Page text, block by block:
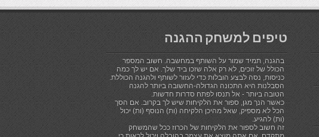
טיפים למשחק ההגנה
בהגנה, תמיד שמור על השותף במחשבה. חשוב המספר
הכולל של זוכים, לא רק אלה שזכו ביד שלך. אם יש לך כמה
כניסות, נסה לבצע הובלות כדי לעזור לשותף ולהגנה הכוללת.
הסבלנות היא התכונה הגדולה-החשובה ביותר להגנה
הטובה ביותר - אל תנסו לפתח סדרות חדשות.
כאשר הנך מגן, ספור את הלקיחות שיש לך בקרוב. אם הסך
הכל לא מספיק, שאל מהיכן הלקיחה (ות) הנוסף (ות) יכול
(ות) להגיע.
זה חשוב לספור את הלקיחות של הכרוז ככל שהמשחק